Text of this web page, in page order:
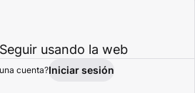
Actividad
Seguir usando la web
cuenta?Iniciar sesión